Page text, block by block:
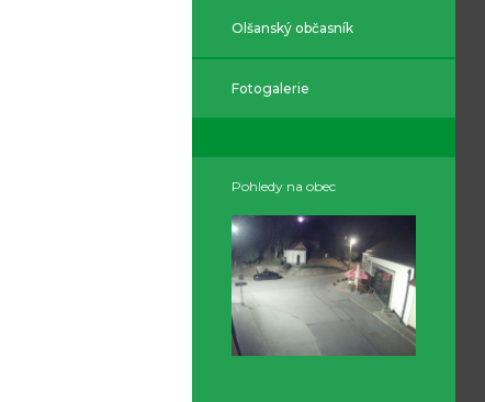
Olšanský občasník
Fotogalerie
Pohledy na obec